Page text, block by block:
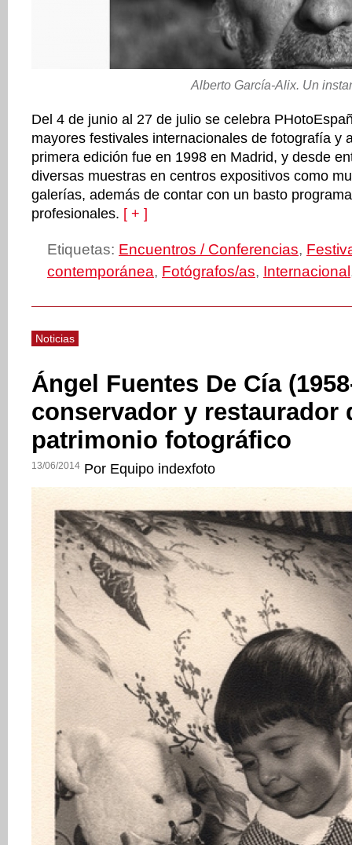
Alberto García-Alix. Un
Del 4 de junio al 27 de julio se celebra
mayores festivales internacionales de fotografía y
primera edición fue en 1998 en Madrid, y desde
diversas muestras en centros expositivos como
galerías, además de contar con un basto
profesionales. [ + ]
Etiquetas: Encuentros / Conferencias,
contemporánea, Fotógrafos/as, Internacional
Noticias
Ángel Fuentes De Cía
conservador y restaurador
patrimonio fotográfico
13/06/2014 Por Equipo indexfoto